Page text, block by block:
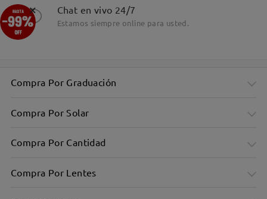
Chat en vivo 24/7
Estamos siempre online para usted.
Compra Por Graduación
Compra Por Solar
Compra Por Cantidad
Compra Por Lentes
×